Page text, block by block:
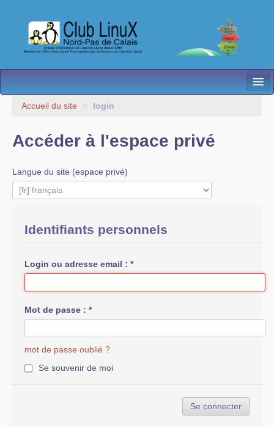
L’Association
Contact
Les antennes
Espace membres
Accueil du site > login
Accéder à l'espace privé
Langue du site (espace privé)
Identifiants personnels
Login ou adresse email : *
Mot de passe : *
mot de passe oublié ?
Se souvenir de moi